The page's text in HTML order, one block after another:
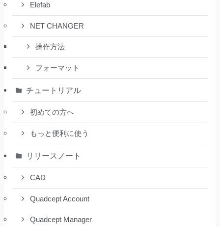
Elefab
NET CHANGER
操作方法
フォーマット
チュートリアル
初めての方へ
もっと便利に使う
リリースノート
CAD
Quadcept Account
Quadcept Manager